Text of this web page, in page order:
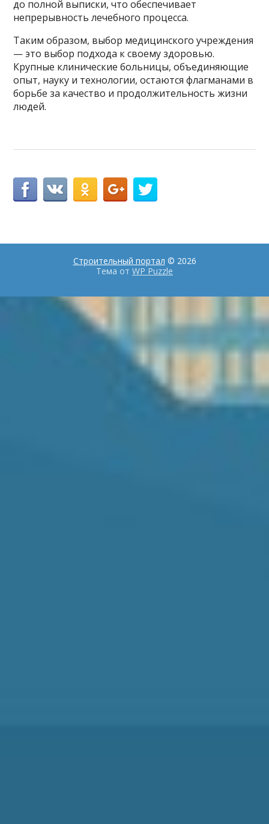
до полной выписки, что обеспечивает
непрерывность лечебного процесса.
Таким образом, выбор медицинского учреждения
— это выбор подхода к своему здоровью.
Крупные клинические больницы, объединяющие
опыт, науку и технологии, остаются флагманами в
борьбе за качество и продолжительность жизни
людей.
Строительный портал © 2026
Тема от WP Puzzle